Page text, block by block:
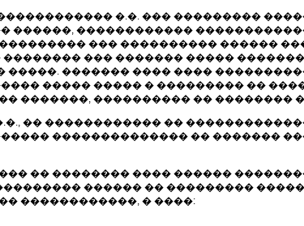
�.�. ��� ���������
������, ������������
��� ���������� ������
��� ������� �����
������� ���� ����
����� ����� � ��������� ��
�������, ���������� �� ��������
�� ������������ ��
�������������� �� �������
�� �������� ���� ������
������ �� ���������
������������, � ����: